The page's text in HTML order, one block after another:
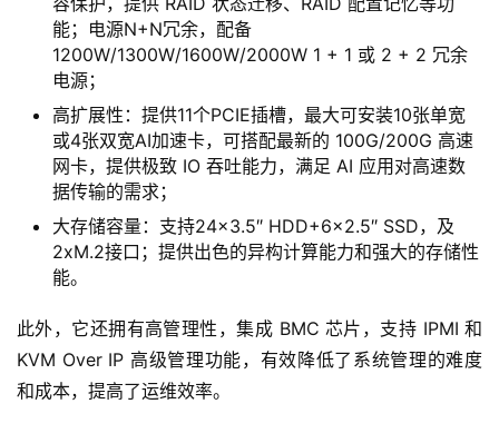
能；电源N+N冗余，配备
1200W/1300W/1600W/2000W 1 + 1 或 2 + 2 冗余
电源；
高扩展性：提供11个PCIE插槽，最大可安装10张单宽
或4张双宽AI加速卡，可搭配最新的 100G/200G 高速
网卡，提供极致 IO 吞吐能力，满足 AI 应用对高速数
据传输的需求；
大存储容量：支持24×3.5″ HDD+6×2.5″ SSD，及
2xM.2接口；提供出色的异构计算能力和强大的存储性
能。
此外，它还拥有高管理性，集成 BMC 芯片，支持 IPMI 和
KVM Over IP 高级管理功能，有效降低了系统管理的难度
和成本，提高了运维效率。